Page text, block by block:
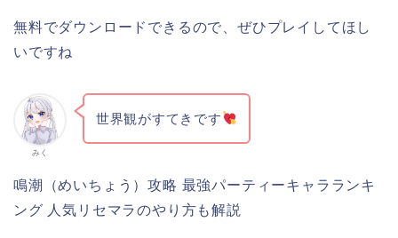
無料でダウンロードできるので、ぜひプレイしてほし
いですね
みく
世界観がすてきです
鳴潮（めいちょう）攻略 最強パーティーキャラランキ
ング 人気リセマラのやり方も解説